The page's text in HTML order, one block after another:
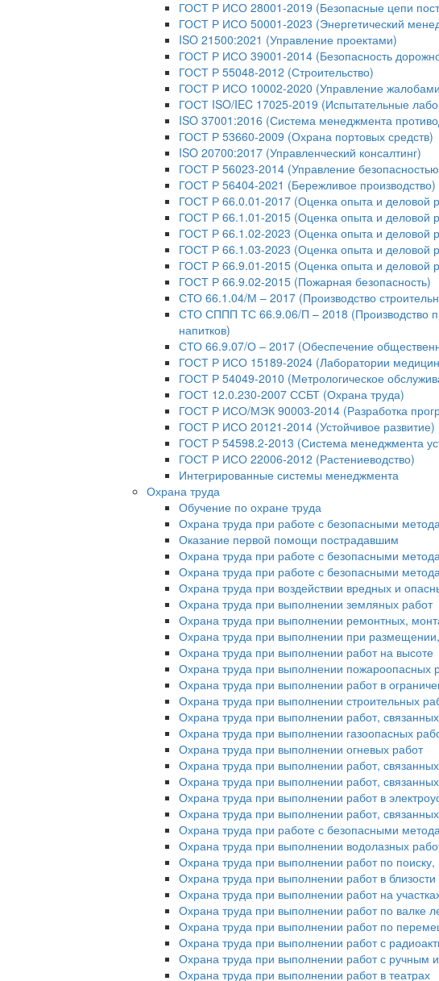
ГОСТ Р ИСО 28001-2019 (Безопасные цепи
ГОСТ Р ИСО 50001-2023 (Энергетический
ISO 21500:2021 (Управление проектами)
ГОСТ Р ИСО 39001-2014 (Безопасность
ГОСТ Р 55048-2012 (Строительство)
ГОСТ Р ИСО 10002-2020 (Управление
ГОСТ ISO/IEC 17025-2019 (Испытательные
ISO 37001:2016 (Система менеджмента
ГОСТ Р 53660-2009 (Охрана портовых средств)
ISO 20700:2017 (Управленческий консалтинг)
ГОСТ Р 56023-2014 (Управление
ГОСТ Р 56404-2021 (Бережливое производство)
ГОСТ Р 66.0.01-2017 (Оценка опыта и деловой
ГОСТ Р 66.1.01-2015 (Оценка опыта и деловой
ГОСТ Р 66.1.02-2023 (Оценка опыта и деловой
ГОСТ Р 66.1.03-2023 (Оценка опыта и деловой
ГОСТ Р 66.9.01-2015 (Оценка опыта и деловой
ГОСТ Р 66.9.02-2015 (Пожарная безопасность)
СТО 66.1.04/М – 2017 (Производство
СТО СППП ТС 66.9.06/П – 2018 (Производство
напитков)
СТО 66.9.07/О – 2017 (Обеспечение
ГОСТ Р ИСО 15189-2024 (Лаборатории
ГОСТ Р 54049-2010 (Метрологическое
ГОСТ 12.0.230-2007 ССБТ (Охрана труда)
ГОСТ Р ИСО/МЭК 90003-2014 (Разработка
ГОСТ Р ИСО 20121-2014 (Устойчивое развитие)
ГОСТ Р 54598.2-2013 (Система менеджмента
ГОСТ Р ИСО 22006-2012 (Растениеводство)
Интегрированные системы менеджмента
Охрана труда
Обучение по охране труда
Охрана труда при работе с безопасными
Оказание первой помощи пострадавшим
Охрана труда при работе с безопасными
Охрана труда при работе с безопасными
Охрана труда при воздействии вредных и
Охрана труда при выполнении земляных работ
Охрана труда при выполнении ремонтных,
Охрана труда при выполнении при
Охрана труда при выполнении работ на высоте
Охрана труда при выполнении пожароопасных
Охрана труда при выполнении работ в
Охрана труда при выполнении строительных
Охрана труда при выполнении работ,
Охрана труда при выполнении газоопасных
Охрана труда при выполнении огневых работ
Охрана труда при выполнении работ,
Охрана труда при выполнении работ,
Охрана труда при выполнении работ в
Охрана труда при выполнении работ,
Охрана труда при работе с безопасными
Охрана труда при выполнении водолазных
Охрана труда при выполнении работ по
Охрана труда при выполнении работ в
Охрана труда при выполнении работ на
Охрана труда при выполнении работ по валке
Охрана труда при выполнении работ по
Охрана труда при выполнении работ с
Охрана труда при выполнении работ с ручным
Охрана труда при выполнении работ в театрах